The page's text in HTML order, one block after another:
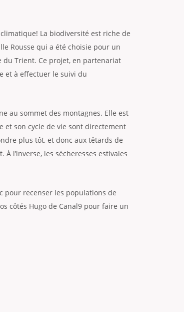
La biodiversité est riche de
Rousse qui a été choisie pour un
du Trient. Ce projet, en partenariat
et à effectuer le suivi du
au sommet des montagnes. Elle est
et son cycle de vie sont directement
plus tôt, et donc aux têtards de
l’inverse, les sécheresses estivales
pour recenser les populations de
côtés Hugo de Canal9 pour faire un